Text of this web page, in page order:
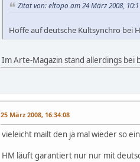
Zitat von: eltopo am 24 März 2008,
Hoffe auf deutsche Kultsynchro bei
Im Arte-Magazin stand allerdings bei
25 März 2008, 16:34:08
vieleicht mailt den ja mal wieder so
HM läuft garantiert nur nur mit